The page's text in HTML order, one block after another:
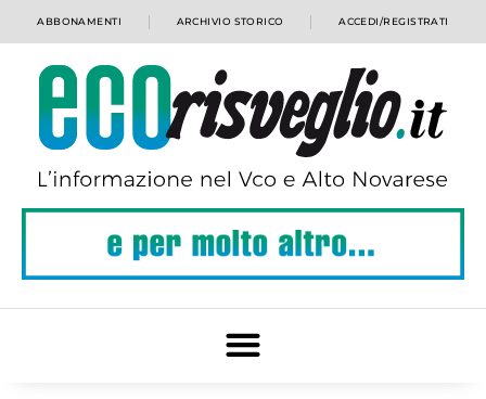
ABBONAMENTI ARCHIVIO STORICO ACCEDI/REGISTRATI